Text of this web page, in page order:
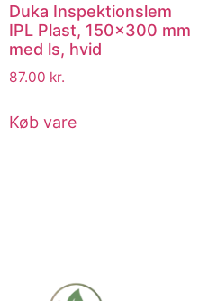
Duka Inspektionslem
IPL Plast, 150×300 mm
med ls, hvid
87.00 kr.
Køb vare